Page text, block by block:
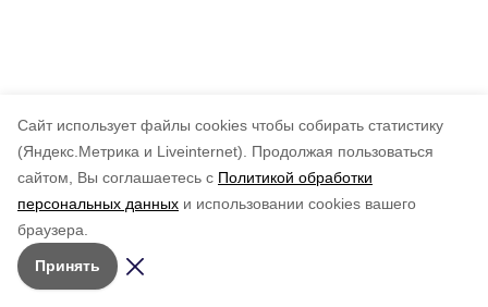
Cайт использует файлы cookies чтобы собирать статистику
(Яндекс.Метрика и Liveinternet).
Продолжая пользоваться
сайтом, Вы соглашаетесь с Политикой обработки
персональных данных и использовании cookies вашего
браузера.
Принять